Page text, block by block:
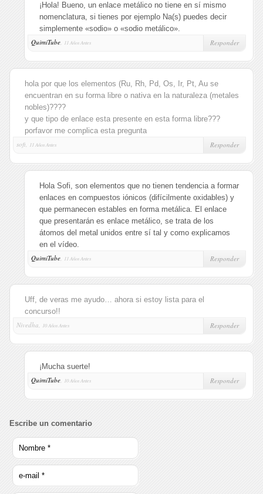
¡Hola! Bueno, un enlace metálico no tiene en sí mismo
nomenclatura, si tienes por ejemplo Na(s) puedes decir
simplemente «sodio» o «sodio metálico».
QuimiTube, 11 Años Antes Responder
hola por que los elementos (Ru, Rh, Pd, Os, Ir, Pt, Au se
encuentran en su forma libre o nativa en la naturaleza (metales
nobles)????
y que tipo de enlace esta presente en esta forma libre???
porfavor me complica esta pregunta
sofi,
11 Años Antes Responder
Hola Sofi, son elementos que no tienen tendencia a formar
enlaces en compuestos iónicos (difícilmente oxidables) y
que permanecen estables en forma metálica. El enlace
que presentarán es enlace metálico, se trata de los
átomos del metal unidos entre sí tal y como explicamos
en el vídeo.
QuimiTube, 11 Años Antes Responder
Uff, de veras me ayudo… ahora si estoy lista para el
concurso!!
Nivedha,
10 Años Antes Responder
¡Mucha suerte!
QuimiTube, 10 Años Antes Responder
Escribe un comentario